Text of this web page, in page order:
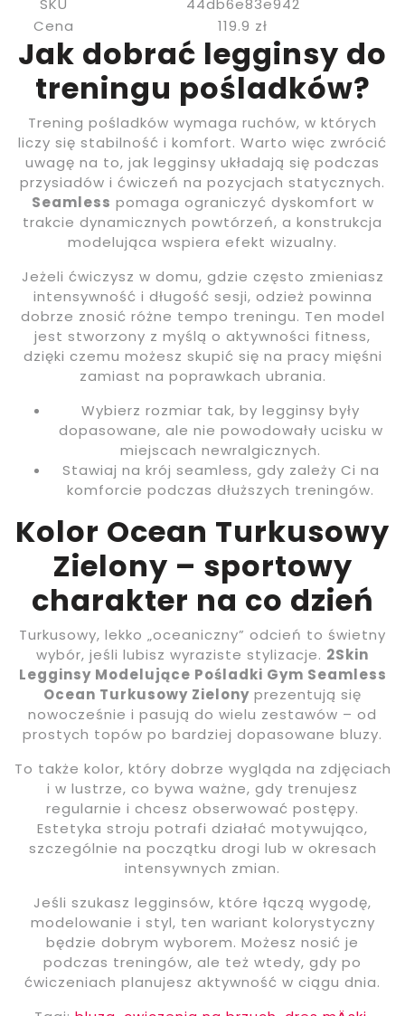
SKU
44db6e83e942
Cena
119.9 zł
Jak dobrać legginsy do
treningu pośladków?
Trening pośladków wymaga ruchów, w których
liczy się stabilność i komfort. Warto więc zwrócić
uwagę na to, jak legginsy układają się podczas
przysiadów i ćwiczeń na pozycjach statycznych.
Seamless pomaga ograniczyć dyskomfort w
trakcie dynamicznych powtórzeń, a konstrukcja
modelująca wspiera efekt wizualny.
Jeżeli ćwiczysz w domu, gdzie często zmieniasz
intensywność i długość sesji, odzież powinna
dobrze znosić różne tempo treningu. Ten model
jest stworzony z myślą o aktywności fitness,
dzięki czemu możesz skupić się na pracy mięśni
zamiast na poprawkach ubrania.
Wybierz rozmiar tak, by legginsy były
dopasowane, ale nie powodowały ucisku w
miejscach newralgicznych.
Stawiaj na krój seamless, gdy zależy Ci na
komforcie podczas dłuższych treningów.
Kolor Ocean Turkusowy
Zielony – sportowy
charakter na co dzień
Turkusowy, lekko „oceaniczny” odcień to świetny
wybór, jeśli lubisz wyraziste stylizacje. 2Skin
Legginsy Modelujące Pośladki Gym Seamless
Ocean Turkusowy Zielony prezentują się
nowocześnie i pasują do wielu zestawów – od
prostych topów po bardziej dopasowane bluzy.
To także kolor, który dobrze wygląda na zdjęciach
i w lustrze, co bywa ważne, gdy trenujesz
regularnie i chcesz obserwować postępy.
Estetyka stroju potrafi działać motywująco,
szczególnie na początku drogi lub w okresach
intensywnych zmian.
Jeśli szukasz legginsów, które łączą wygodę,
modelowanie i styl, ten wariant kolorystyczny
będzie dobrym wyborem. Możesz nosić je
podczas treningów, ale też wtedy, gdy po
ćwiczeniach planujesz aktywność w ciągu dnia.